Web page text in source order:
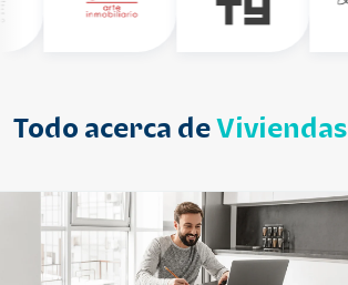
Todo acerca deViviendas